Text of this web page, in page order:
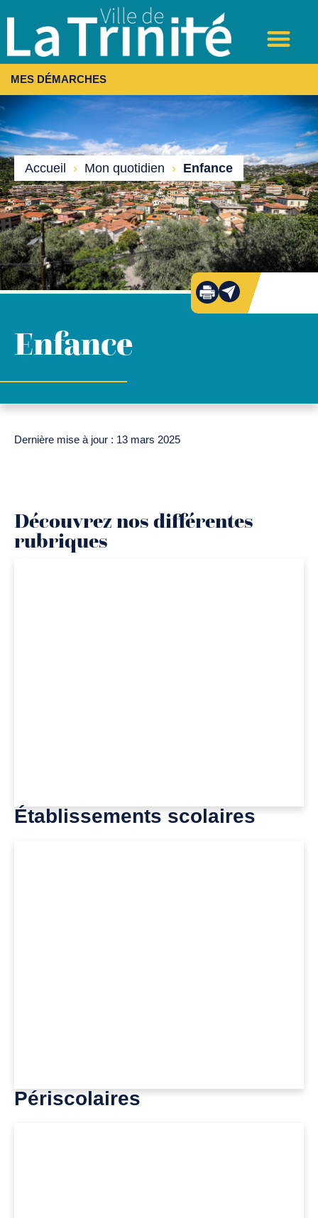
MES DÉMARCHES
Accueil › Mon quotidien › Enfance
Enfance
Dernière mise à jour : 13 mars 2025
Découvrez nos différentes
rubriques
Établissements scolaires
Périscolaires